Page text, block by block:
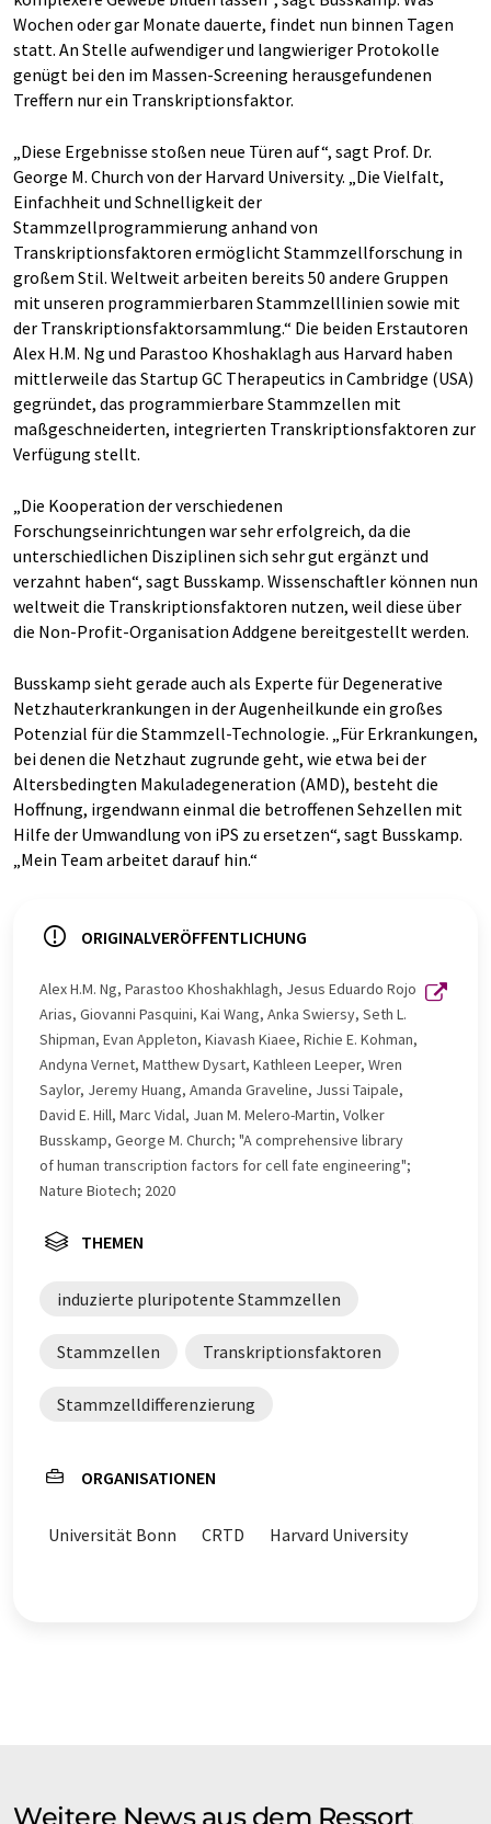
Wochen oder gar Monate dauerte, findet nun binnen Tagen
statt. An Stelle aufwendiger und langwieriger Protokolle
genügt bei den im Massen-Screening herausgefundenen
Treffern nur ein Transkriptionsfaktor.
„Diese Ergebnisse stoßen neue Türen auf“, sagt Prof. Dr.
George M. Church von der Harvard University. „Die Vielfalt,
Einfachheit und Schnelligkeit der
Stammzellprogrammierung anhand von
Transkriptionsfaktoren ermöglicht Stammzellforschung in
großem Stil. Weltweit arbeiten bereits 50 andere Gruppen
mit unseren programmierbaren Stammzelllinien sowie mit
der Transkriptionsfaktorsammlung.“ Die beiden Erstautoren
Alex H.M. Ng und Parastoo Khoshaklagh aus Harvard haben
mittlerweile das Startup GC Therapeutics in Cambridge (USA)
gegründet, das programmierbare Stammzellen mit
maßgeschneiderten, integrierten Transkriptionsfaktoren zur
Verfügung stellt.
„Die Kooperation der verschiedenen
Forschungseinrichtungen war sehr erfolgreich, da die
unterschiedlichen Disziplinen sich sehr gut ergänzt und
verzahnt haben“, sagt Busskamp. Wissenschaftler können nun
weltweit die Transkriptionsfaktoren nutzen, weil diese über
die Non-Profit-Organisation Addgene bereitgestellt werden.
Busskamp sieht gerade auch als Experte für Degenerative
Netzhauterkrankungen in der Augenheilkunde ein großes
Potenzial für die Stammzell-Technologie. „Für Erkrankungen,
bei denen die Netzhaut zugrunde geht, wie etwa bei der
Altersbedingten Makuladegeneration (AMD), besteht die
Hoffnung, irgendwann einmal die betroffenen Sehzellen mit
Hilfe der Umwandlung von iPS zu ersetzen“, sagt Busskamp.
„Mein Team arbeitet darauf hin.“
ORIGINALVERÖFFENTLICHUNG
Alex H.M. Ng, Parastoo Khoshakhlagh, Jesus Eduardo Rojo
Arias, Giovanni Pasquini, Kai Wang, Anka Swiersy, Seth L.
Shipman, Evan Appleton, Kiavash Kiaee, Richie E. Kohman,
Andyna Vernet, Matthew Dysart, Kathleen Leeper, Wren
Saylor, Jeremy Huang, Amanda Graveline, Jussi Taipale,
David E. Hill, Marc Vidal, Juan M. Melero-Martin, Volker
Busskamp, George M. Church; "A comprehensive library
of human transcription factors for cell fate engineering";
Nature Biotech; 2020
THEMEN
induzierte pluripotente Stammzellen
Stammzellen Transkriptionsfaktoren
Stammzelldifferenzierung
ORGANISATIONEN
Universität Bonn CRTD Harvard University
Weitere News aus dem Ressort